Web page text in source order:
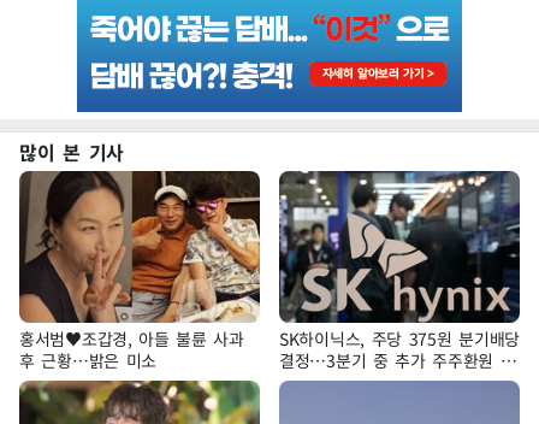
많이 본 기사
홍서범♥조갑경, 아들 불륜 사과
후 근황…밝은 미소
SK하이닉스, 주당 375원 분기배당
결정…3분기 중 추가 주주환원 발
표